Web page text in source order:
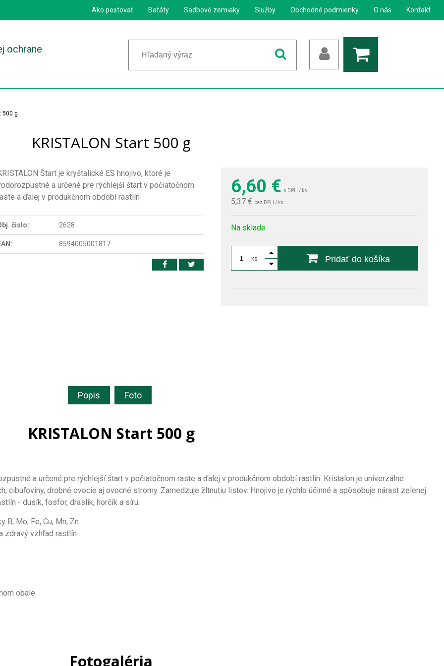
ochrane
Ako pestovať Batáty Sadbové zemiaky Služby Obchodné podmienky O nás Kontakt
500 g
KRISTALON Start 500 g
6,60 € s DPH / ks
5,37 € bez DPH / ks
Na sklade
ks Pridať do košíka
Štart je kryštalické ES hnojivo, ktoré je
a určené pre rýchlejší štart v počiatočnom
a ďalej v produkčnom období rastlín
čislo: 2628
8594005001817
Popis Foto
KRISTALON Start 500 g
a určené pre rýchlejší štart v počiatočnom raste a ďalej v produkčnom období rastlín. Kristalon je univerzálne
cibuľoviny, drobné ovocie aj ovocné stromy. Zamedzuje žltnutiu listov. Hnojivo je rýchlo účinné a spôsobuje nárast zelenej
- dusík, fosfor, draslík, horčík a síru.
B, Mo, Fe, Cu, Mn, Zn
zdravý vzhľad rastlín
obale
Fotogaléria